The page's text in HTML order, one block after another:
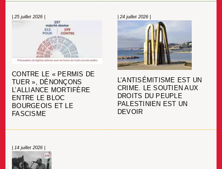
| 25 juillet 2026 |
CONTRE LE « PERMIS DE
TUER », DÉNONÇONS
L’ALLIANCE MORTIFÈRE
ENTRE LE BLOC
BOURGEOIS ET LE
FASCISME
| 24 juillet 2026 |
L’ANTISÉMITISME EST UN
CRIME. LE SOUTIEN AUX
DROITS DU PEUPLE
PALESTINIEN EST UN
DEVOIR
| 14 juillet 2026 |